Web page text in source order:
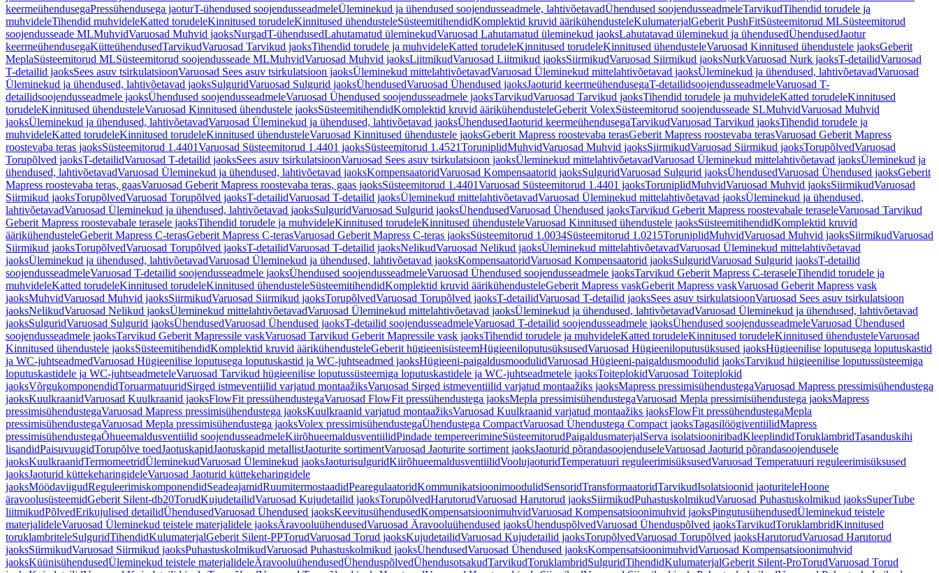
keermeühendusegaPressühendusega jaoturT-ühendused soojendusseadmeleÜleminekud ja ühendused soojendusseadmele, lahtivõetavadÜhendused soojendusseadmeleTarvikudTihendid torudele ja
muhvideleTihendid muhvideleKatted torudeleKinnitused torudeleKinnitused ühendusteleSüsteemitihendidKomplektid kruvid äärikühendusteleKulumaterjalGeberit PushFitSüsteemitorud MLSüsteemitorud
soojendusseade MLMuhvidVaruosad Muhvid jaoksNurgadT-ühendusedLahutamatud üleminekudVaruosad Lahutamatud üleminekud jaoksLahutatavad üleminekud ja ühendusedÜhendusedJaotur
keermeühendusegaKütteühendusedTarvikudVaruosad Tarvikud jaoksTihendid torudele ja muhvideleKatted torudeleKinnitused torudeleKinnitused ühendusteleVaruosad Kinnitused ühendustele jaoksGeberit
MeplaSüsteemitorud MLSüsteemitorud soojendusseade MLMuhvidVaruosad Muhvid jaoksLiitmikudVaruosad Liitmikud jaoksSiirmikudVaruosad Siirmikud jaoksNurkVaruosad Nurk jaoksT-detailidVaruosad
T-detailid jaoksSees asuv tsirkulatsioonVaruosad Sees asuv tsirkulatsioon jaoksÜleminekud mittelahtivõetavadVaruosad Üleminekud mittelahtivõetavad jaoksÜleminekud ja ühendused, lahtivõetavadVaruosad
Üleminekud ja ühendused, lahtivõetavad jaoksSulguridVaruosad Sulgurid jaoksÜhendusedVaruosad Ühendused jaoksJaoturid keermeühendusegaT-detailidsoojendusseadmeleVaruosad T-
detailidsoojendusseadmele jaoksÜhendused soojendusseadmeleVaruosad Ühendused soojendusseadmele jaoksTarvikudVaruosad Tarvikud jaoksTihendid torudele ja muhvideleKatted torudeleKinnitused
torudeleKinnitused ühendusteleVaruosad Kinnitused ühendustele jaoksSüsteemitihendidKomplektid kruvid äärikühendusteleGeberit VolexSüsteemitorud soojendusseade SLMuhvidVaruosad Muhvid
jaoksÜleminekud ja ühendused, lahtivõetavadVaruosad Üleminekud ja ühendused, lahtivõetavad jaoksÜhendusedJaoturid keermeühendusegaTarvikudVaruosad Tarvikud jaoksTihendid torudele ja
muhvideleKatted torudeleKinnitused torudeleKinnitused ühendusteleVaruosad Kinnitused ühendustele jaoksGeberit Mapress roostevaba terasGeberit Mapress roostevaba terasVaruosad Geberit Mapress
roostevaba teras jaoksSüsteemitorud 1.4401Varuosad Süsteemitorud 1.4401 jaoksSüsteemitorud 1.4521ToruniplidMuhvidVaruosad Muhvid jaoksSiirmikudVaruosad Siirmikud jaoksTorupõlvedVaruosad
Torupõlved jaoksT-detailidVaruosad T-detailid jaoksSees asuv tsirkulatsioonVaruosad Sees asuv tsirkulatsioon jaoksÜleminekud mittelahtivõetavadVaruosad Üleminekud mittelahtivõetavad jaoksÜleminekud ja
ühendused, lahtivõetavadVaruosad Üleminekud ja ühendused, lahtivõetavad jaoksKompensaatoridVaruosad Kompensaatorid jaoksSulguridVaruosad Sulgurid jaoksÜhendusedVaruosad Ühendused jaoksGeberit
Mapress roostevaba teras, gaasVaruosad Geberit Mapress roostevaba teras, gaas jaoksSüsteemitorud 1.4401Varuosad Süsteemitorud 1.4401 jaoksToruniplidMuhvidVaruosad Muhvid jaoksSiirmikudVaruosad
Siirmikud jaoksTorupõlvedVaruosad Torupõlved jaoksT-detailidVaruosad T-detailid jaoksÜleminekud mittelahtivõetavadVaruosad Üleminekud mittelahtivõetavad jaoksÜleminekud ja ühendused,
lahtivõetavadVaruosad Üleminekud ja ühendused, lahtivõetavad jaoksSulguridVaruosad Sulgurid jaoksÜhendusedVaruosad Ühendused jaoksTarvikud Geberit Mapress roostevabale teraseleVaruosad Tarvikud
Geberit Mapress roostevabale terasele jaoksTihendid torudele ja muhvideleKinnitused torudeleKinnitused ühendusteleVaruosad Kinnitused ühendustele jaoksSüsteemitihendidKomplektid kruvid
äärikühendusteleGeberit Mapress C-terasGeberit Mapress C-terasVaruosad Geberit Mapress C-teras jaoksSüsteemitorud 1.0034Süsteemitorud 1.0215ToruniplidMuhvidVaruosad Muhvid jaoksSiirmikudVaruosad
Siirmikud jaoksTorupõlvedVaruosad Torupõlved jaoksT-detailidVaruosad T-detailid jaoksNelikudVaruosad Nelikud jaoksÜleminekud mittelahtivõetavadVaruosad Üleminekud mittelahtivõetavad
jaoksÜleminekud ja ühendused, lahtivõetavadVaruosad Üleminekud ja ühendused, lahtivõetavad jaoksKompensaatoridVaruosad Kompensaatorid jaoksSulguridVaruosad Sulgurid jaoksT-detailid
soojendusseadmeleVaruosad T-detailid soojendusseadmele jaoksÜhendused soojendusseadmeleVaruosad Ühendused soojendusseadmele jaoksTarvikud Geberit Mapress C-teraseleTihendid torudele ja
muhvideleKatted torudeleKinnitused torudeleKinnitused ühendusteleSüsteemitihendidKomplektid kruvid äärikühendusteleGeberit Mapress vaskGeberit Mapress vaskVaruosad Geberit Mapress vask
jaoksMuhvidVaruosad Muhvid jaoksSiirmikudVaruosad Siirmikud jaoksTorupõlvedVaruosad Torupõlved jaoksT-detailidVaruosad T-detailid jaoksSees asuv tsirkulatsioonVaruosad Sees asuv tsirkulatsioon
jaoksNelikudVaruosad Nelikud jaoksÜleminekud mittelahtivõetavadVaruosad Üleminekud mittelahtivõetavad jaoksÜleminekud ja ühendused, lahtivõetavadVaruosad Üleminekud ja ühendused, lahtivõetavad
jaoksSulguridVaruosad Sulgurid jaoksÜhendusedVaruosad Ühendused jaoksT-detailid soojendusseadmeleVaruosad T-detailid soojendusseadmele jaoksÜhendused soojendusseadmeleVaruosad Ühendused
soojendusseadmele jaoksTarvikud Geberit Mapressile vaskVaruosad Tarvikud Geberit Mapressile vask jaoksTihendid torudele ja muhvideleKatted torudeleKinnitused torudeleKinnitused ühendusteleVaruosad
Kinnitused ühendustele jaoksSüsteemitihendidKomplektid kruvid äärikühendusteleGeberit hügieenisüsteemHügieeniloputusüksusedVaruosad Hügieeniloputusüksused jaoksHügieenilise loputusega loputuskastid
ja WC-juhtseadmedVaruosad Hügieenilise loputusega loputuskastid ja WC-juhtseadmed jaoksHügieeni-paigaldusmoodulidVaruosad Hügieeni-paigaldusmoodulid jaoksTarvikud hügieenilise loputussüsteemiga
loputuskastidele ja WC-juhtseadmeteleVaruosad Tarvikud hügieenilise loputussüsteemiga loputuskastidele ja WC-juhtseadmetele jaoksToiteplokidVaruosad Toiteplokid
jaoksVõrgukomponendidToruarmatuuridSirged istmeventiilid varjatud montaažiksVaruosad Sirged istmeventiilid varjatud montaažiks jaoksMapress pressimisühendustegaVaruosad Mapress pressimisühendustega
jaoksKuulkraanidVaruosad Kuulkraanid jaoksFlowFit pressühendustegaVaruosad FlowFit pressühendustega jaoksMepla pressimisühendustegaVaruosad Mepla pressimisühendustega jaoksMapress
pressimisühendustegaVaruosad Mapress pressimisühendustega jaoksKuulkraanid varjatud montaažiksVaruosad Kuulkraanid varjatud montaažiks jaoksFlowFit pressühendustegaMepla
pressimisühendustegaVaruosad Mepla pressimisühendustega jaoksVolex pressimisühendustegaÜhendustega CompactVaruosad Ühendustega Compact jaoksTagasilöögiventiilidMapress
pressimisühendustegaÕhueemaldusventiilid soojendusseadmeleKiirõhueemaldusventiilidPindade tempereerimineSüsteemitorudPaigaldusmaterjalServa isolatsiooniribadKleeplindidToruklambridTasanduskihi
lisandidPaisuvuugidTorupõlve toedJaotuskapidJaotuskapid metallistJaoturite sortimentVaruosad Jaoturite sortiment jaoksJaoturid põrandasoojenduseleVaruosad Jaoturid põrandasoojendusele
jaoksKuulkraanidTermomeetridÜleminekudVaruosad Üleminekud jaoksJaoturisulguridKiirõhueemaldusventiilidVoolujaoturidTemperatuuri reguleerimisüksusedVaruosad Temperatuuri reguleerimisüksused
jaoksJaoturid küttekeharingideleVaruosad Jaoturid küttekeharingidele
jaoksMöödaviigudReguleerimiskomponendidSeadeajamidRuumitermostaadidPearegulaatoridKommunikatsioonimoodulidSensoridTransformaatoridTarvikudIsolatsioonid jaoturiteleHoone
äravoolusüsteemidGeberit Silent-db20TorudKujudetailidVaruosad Kujudetailid jaoksTorupõlvedHarutorudVaruosad Harutorud jaoksSiirmikudPuhastuskolmikudVaruosad Puhastuskolmikud jaoksSuperTube
liitmikudPõlvedErikujulised detailidÜhendusedVaruosad Ühendused jaoksKeevitusühendusedKompensatsioonimuhvidVaruosad Kompensatsioonimuhvid jaoksPingutusühendusedÜleminekud teistele
materjalideleVaruosad Üleminekud teistele materjalidele jaoksÄravooluühendusedVaruosad Äravooluühendused jaoksÜhenduspõlvedVaruosad Ühenduspõlved jaoksTarvikudToruklambridKinnitused
toruklambriteleSulguridTihendidKulumaterjalGeberit Silent-PPTorudVaruosad Torud jaoksKujudetailidVaruosad Kujudetailid jaoksTorupõlvedVaruosad Torupõlved jaoksHarutorudVaruosad Harutorud
jaoksSiirmikudVaruosad Siirmikud jaoksPuhastuskolmikudVaruosad Puhastuskolmikud jaoksÜhendusedVaruosad Ühendused jaoksKompensatsioonimuhvidVaruosad Kompensatsioonimuhvid
jaoksKüünisühendusedÜleminekud teistele materjalideleÄravooluühendusedÜhenduspõlvedÜhendusotsakudTarvikudToruklambridSulguridTihendidKulumaterjalGeberit Silent-ProTorudVaruosad Torud